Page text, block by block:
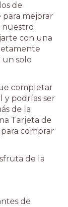
de
mejorar
nuestro
con una
un solo
completar
y podrías ser
de la
Tarjeta de
comprar
de la
de